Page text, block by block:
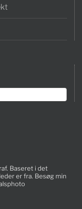
Baseret i det
er fra. Besøg min